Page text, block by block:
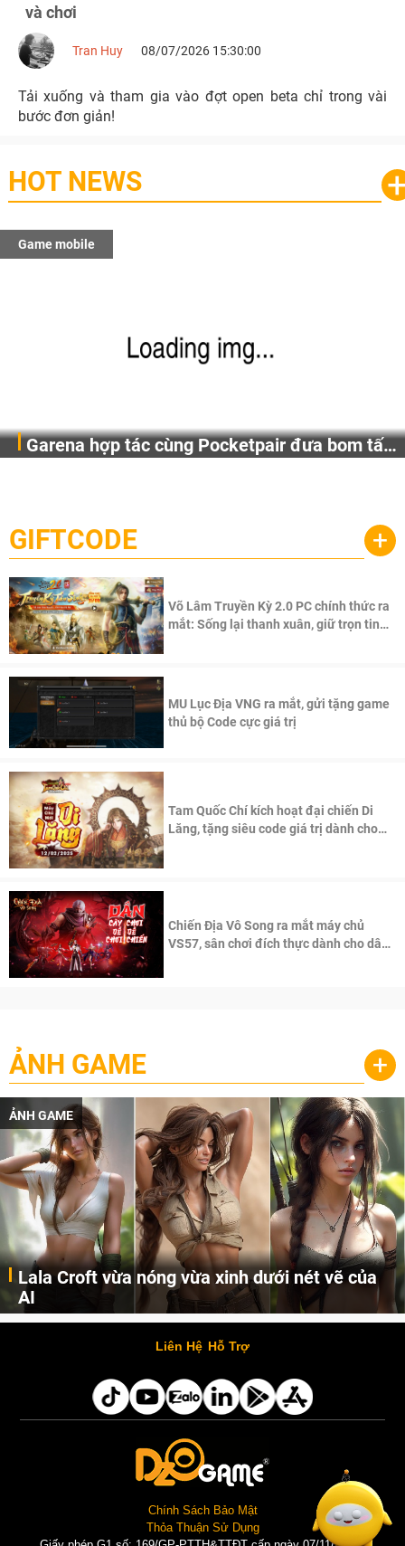
và chơi
Tran Huy 08/07/2026 15:30:00
Tải xuống và tham gia vào đợt open beta chỉ trong vài
bước đơn giản!
HOT NEWS
Game mobile
Garena hợp tác cùng Pocketpair đưa bom tấn
cầu, theo giấy phép chính thức từ công ty game Nhật Bản
Pocketpair, Inc.
GIFTCODE +
Võ Lâm Truyền Kỳ 2.0 PC chính thức ra
mắt: Sống lại thanh xuân, giữ trọn tinh
MU Lục Địa VNG ra mắt, gửi tặng game
thủ bộ Code cực giá trị
Tam Quốc Chí kích hoạt đại chiến Di
Lăng, tặng siêu code giá trị dành cho
Chiến Địa Vô Song ra mắt máy chủ
VS57, sân chơi đích thực dành cho dân
ẢNH GAME +
ẢNH GAME
Lala Croft vừa nóng vừa xinh dưới nét vẽ của
AI
Cùng đến với những hình ảnh Lala Croft của Tomb Raider dưới nét vẽ của AI. Một cô nàng xinh đẹp, nóng bỏng nhưng cũng rắn rỏi và mạnh mẽ.
Liên Hệ Hỗ Trợ
Chính Sách Bảo Mật
Thỏa Thuận Sử Dụng